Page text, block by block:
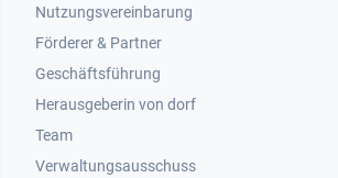
Nutzungsvereinbarung
Footer 2
Förderer & Partner
Geschäftsführung
Herausgeberin von dorf
Team
Verwaltungsausschuss